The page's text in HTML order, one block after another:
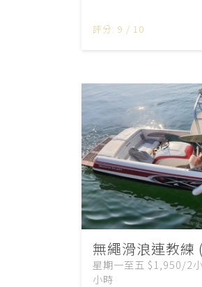
評分: 9 / 10
無繩滑浪連教練
星期一至五 $1,950/2
小時